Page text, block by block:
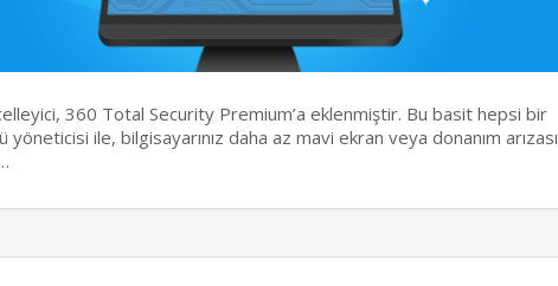
360 Total Security Premium’a eklenmiştir. Bu basit hepsi bir
yöneticisi ile, bilgisayarınız daha az mavi ekran veya donanım arızası